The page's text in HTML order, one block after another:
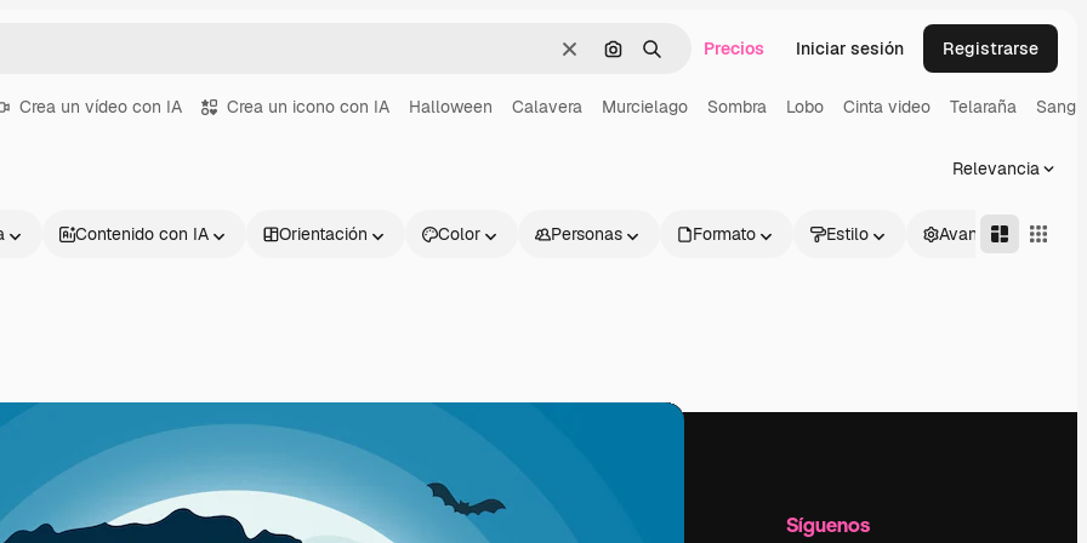
BorrarBuscar por imagen
BuscarPrecios Iniciar sesión Registrarse
Crea un vídeo con IA Crea un icono con IA Halloween Calavera Murcielago Sombra Lobo Cinta video Telaraña
Relevancia
Contenido con IA Orientación Color Personas Formato Estilo Avanzado
Productos Información útil Síguenos